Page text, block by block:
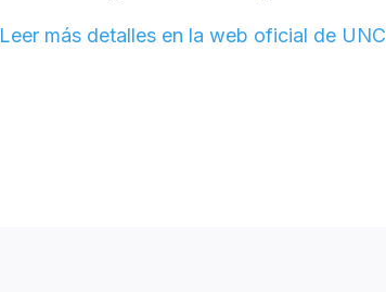
Leer más detalles en la web oficial de UNC